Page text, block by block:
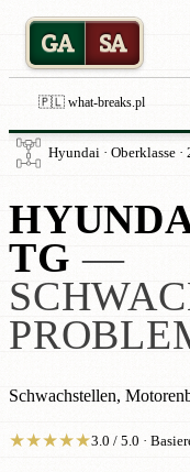
GA SA
🇵🇱 what-breaks.pl
Hyundai · Oberklasse
TG —
Schwachstellen,
★★★★★3.0 / 5.0 ·